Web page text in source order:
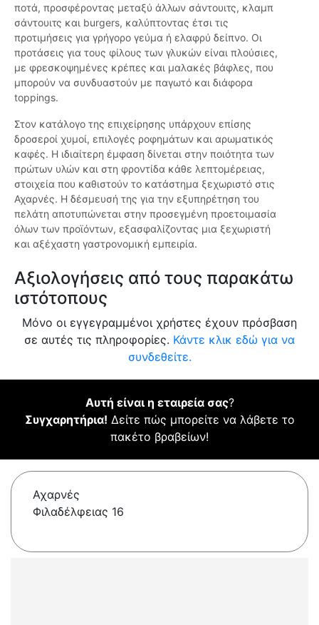
ποτά, προσφέροντας μεταξύ άλλων σάντουιτς, κλαμπ
σάντουιτς και burgers, καλύπτοντας έτσι τις
προτιμήσεις για γρήγορο γεύμα ή ελαφρύ δείπνο. Οι
προτάσεις για τους φίλους των γλυκών είναι πλούσιες,
με φρεσκοψημένες κρέπες και μαλακές βάφλες, που
μπορούν να συνδυαστούν με παγωτό και διάφορα
toppings.
Στον κατάλογο της επιχείρησης υπάρχουν επίσης
δροσεροί χυμοί, επιλογές ροφημάτων και αρωματικός
καφές. Η ιδιαίτερη έμφαση δίνεται στην ποιότητα των
πρώτων υλών και στη φροντίδα κάθε λεπτομέρειας,
στοιχεία που καθιστούν το κατάστημα ξεχωριστό στις
Αχαρνές. Η δέσμευσή της για την εξυπηρέτηση του
πελάτη αποτυπώνεται στην προσεγμένη προετοιμασία
όλων των προϊόντων, εξασφαλίζοντας μια ξεχωριστή
και αξέχαστη γαστρονομική εμπειρία.
Αξιολογήσεις από τους παρακάτω
ιστότοπους
Μόνο οι εγγεγραμμένοι χρήστες έχουν πρόσβαση
σε αυτές τις πληροφορίες. Κάντε κλικ εδώ για να
συνδεθείτε.
Αυτή είναι η εταιρεία σας?
Συγχαρητήρια! Δείτε πώς μπορείτε να λάβετε το
πακέτο βραβείων!
Αχαρνές
Φιλαδέλφειας 16